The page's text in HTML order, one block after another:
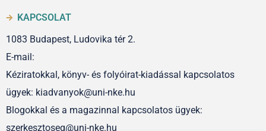
KAPCSOLAT
1083 Budapest, Ludovika tér 2.
E-mail:
Kéziratokkal, könyv- és folyóirat-kiadással kapcsolatos
ügyek: kiadvanyok@uni-nke.hu
Blogokkal és a magazinnal kapcsolatos ügyek:
szerkesztoseg@uni-nke.hu